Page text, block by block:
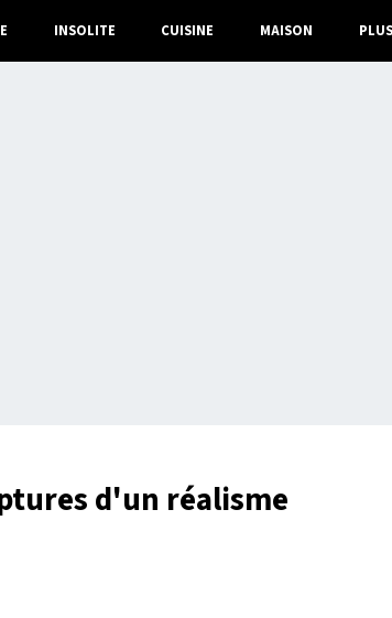
INSOLITE CUISINE MAISON PLUS
d'un réalisme